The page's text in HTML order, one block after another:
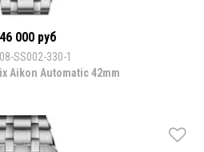
000 руб
SS002-330-1
Aikon Automatic 42mm